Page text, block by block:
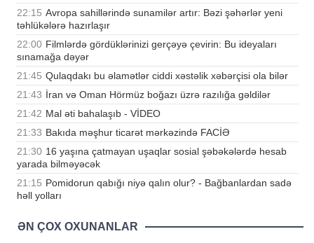
22:15 Avropa sahillərində sunamilər artır: Bəzi şəhərlər yeni
təhlükələrə hazırlaşır
22:00 Filmlərdə gördüklərinizi gerçəyə çevirin: Bu ideyaları
sınamağa dəyər
21:45 Qulaqdakı bu əlamətlər ciddi xəstəlik xəbərçisi ola bilər
21:43 İran və Oman Hörmüz boğazı üzrə razılığa gəldilər
21:42 Mal əti bahalaşıb - VİDEO
21:33 Bakıda məşhur ticarət mərkəzində FACİƏ
21:30 16 yaşına çatmayan uşaqlar sosial şəbəkələrdə hesab
yarada bilməyəcək
21:15 Pomidorun qabığı niyə qalın olur? - Bağbanlardan sadə
həll yolları
ƏN ÇOX OXUNANLAR